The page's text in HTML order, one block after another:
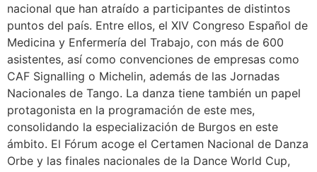
nacional que han atraído a participantes de distintos
puntos del país. Entre ellos, el XIV Congreso Español de
Medicina y Enfermería del Trabajo, con más de 600
asistentes, así como convenciones de empresas como
CAF Signalling o Michelin, además de las Jornadas
Nacionales de Tango. La danza tiene también un papel
protagonista en la programación de este mes,
consolidando la especialización de Burgos en este
ámbito. El Fórum acoge el Certamen Nacional de Danza
Orbe y las finales nacionales de la Dance World Cup,